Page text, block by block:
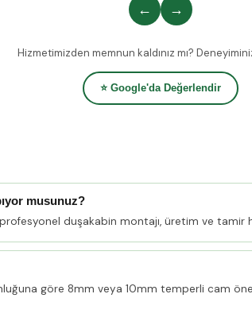
← →
Hizmetimizden memnun kaldınız mı?
⭐ Google'da Değerlendir
musunuz?
duşakabin montajı, üretim ve tamir
göre 8mm veya 10mm temperli cam